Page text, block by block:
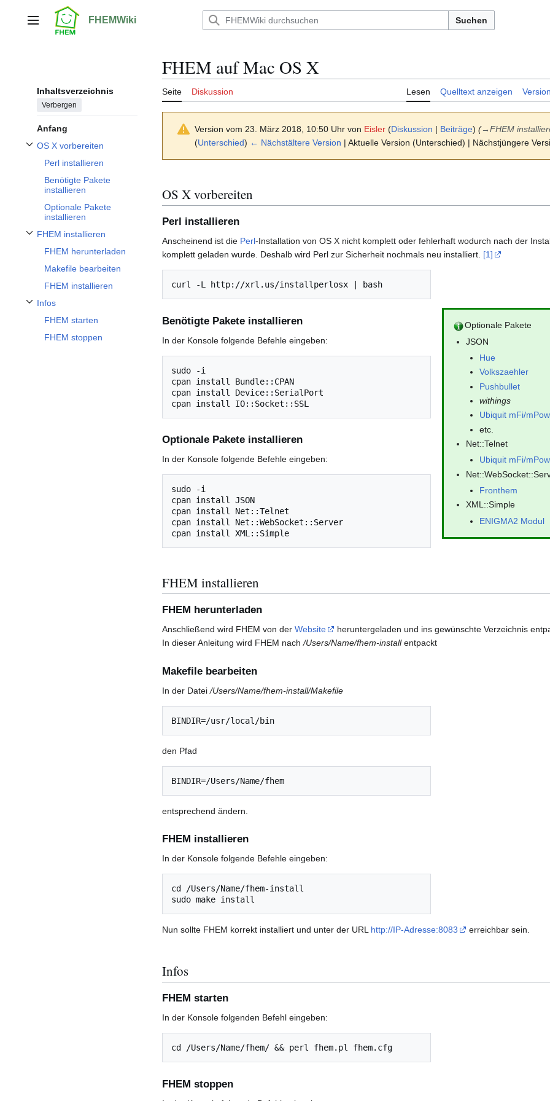
springenHauptmenü FHEMWiki Suchen
Inhaltsverzeichnis
Verbergen
Anfang
OS X vorbereiten
Unterabschnitt OS X vorbereiten umschalten
Perl installieren
Benötigte Pakete
installieren
Optionale Pakete
installieren
FHEM installieren
Unterabschnitt FHEM installieren umschalten
FHEM herunterladen
Makefile bearbeiten
FHEM installieren
Infos
Unterabschnitt Infos umschalten
FHEM starten
FHEM stoppen
FHEM auf Mac OS X
Seite Diskussion Lesen Quelltext anzeigen
Version vom 23. März 2018, 10:50 Uhr von Eisler (Diskussion | Beiträge) (→FHEM
(Unterschied) ← Nächstältere Version | Aktuelle Version (Unterschied) | Nächstjüngere
OS X vorbereiten
Perl installieren
Anscheinend ist die Perl-Installation von OS X nicht komplett oder fehlerhaft wodurch nach der
komplett geladen wurde. Deshalb wird Perl zur Sicherheit nochmals neu installiert. [1]
curl -L http://xrl.us/installperlosx | bash
Optionale Pakete
JSON
Hue
Volkszaehler
Pushbullet
withings
Ubiquit mFi/
etc.
Net::Telnet
Ubiquit mFi/
Fronthem
XML::Simple
ENIGMA2 Modul
Benötigte Pakete installieren
In der Konsole folgende Befehle eingeben:
sudo -i
cpan install Bundle::CPAN
cpan install Device::SerialPort
Optionale Pakete installieren
In der Konsole folgende Befehle eingeben:
sudo -i
cpan install JSON
cpan install Net::Telnet
cpan install Net::WebSocket::Server
FHEM installieren
FHEM herunterladen
Anschließend wird FHEM von der Website
heruntergeladen und ins gewünschte Verzeichnis
In dieser Anleitung wird FHEM nach/Users/Name/fhem-installentpackt
Makefile bearbeiten
In der Datei /Users/Name/fhem-install/Makefile
BINDIR=/usr/local/bin
den Pfad
BINDIR=/Users/Name/fhem
entsprechend ändern.
FHEM installieren
In der Konsole folgende Befehle eingeben:
cd /Users/Name/fhem-install
Nun sollte FHEM korrekt installiert und unter der URL http://IP-Adresse:8083 erreichbar sein.
Infos
FHEM starten
In der Konsole folgenden Befehl eingeben:
FHEM stoppen